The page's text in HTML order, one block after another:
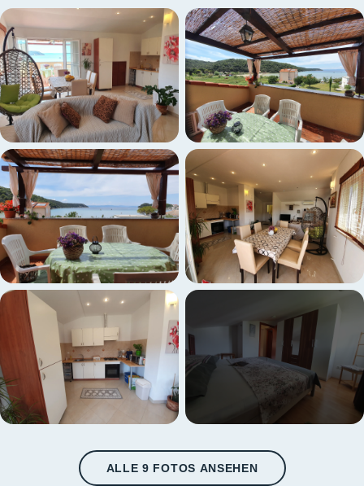
ALLE 9 FOTOS ANSEHEN